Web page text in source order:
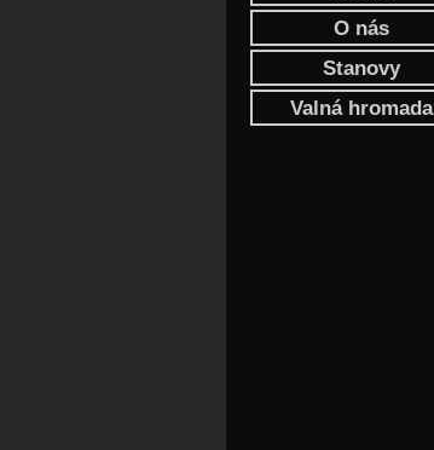
O nás
Stanovy
Valná hromada